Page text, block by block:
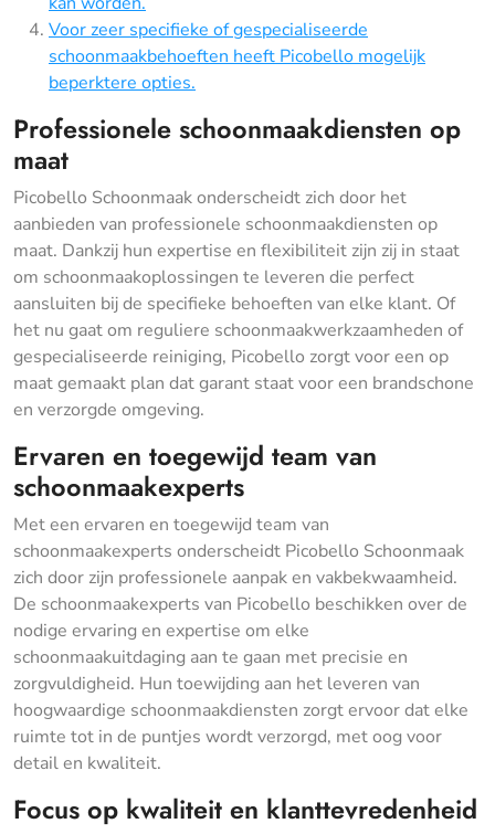
Voor zeer specifieke of gespecialiseerde
schoonmaakbehoeften heeft Picobello mogelijk
beperktere opties.
Professionele schoonmaakdiensten op
maat
Picobello Schoonmaak onderscheidt zich door het
aanbieden van professionele schoonmaakdiensten op
maat. Dankzij hun expertise en flexibiliteit zijn zij in staat
om schoonmaakoplossingen te leveren die perfect
aansluiten bij de specifieke behoeften van elke klant. Of
het nu gaat om reguliere schoonmaakwerkzaamheden of
gespecialiseerde reiniging, Picobello zorgt voor een op
maat gemaakt plan dat garant staat voor een brandschone
en verzorgde omgeving.
Ervaren en toegewijd team van
schoonmaakexperts
Met een ervaren en toegewijd team van
schoonmaakexperts onderscheidt Picobello Schoonmaak
zich door zijn professionele aanpak en vakbekwaamheid.
De schoonmaakexperts van Picobello beschikken over de
nodige ervaring en expertise om elke
schoonmaakuitdaging aan te gaan met precisie en
zorgvuldigheid. Hun toewijding aan het leveren van
hoogwaardige schoonmaakdiensten zorgt ervoor dat elke
ruimte tot in de puntjes wordt verzorgd, met oog voor
detail en kwaliteit.
Focus op kwaliteit en klanttevredenheid